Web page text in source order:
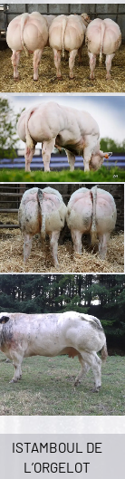
ISTAMBOUL DE
L’ORGELOT